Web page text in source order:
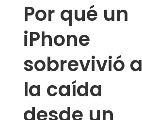
Por qué un
iPhone
sobrevivió a
la caída